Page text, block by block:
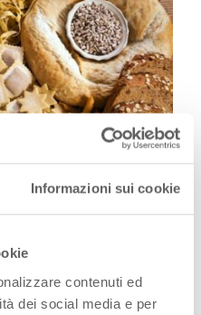
Informazioni sui cookie
contenuti ed
dei social media e per